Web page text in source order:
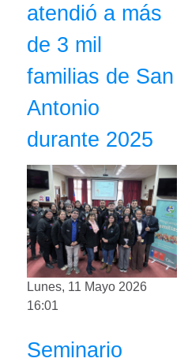
atendió a más
de 3 mil
familias de San
Antonio
durante 2025
Lunes, 11 Mayo 2026
16:01
Seminario